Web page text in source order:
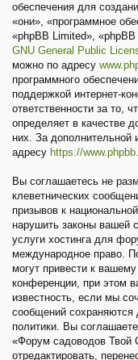
обеспечения для
«они», «программное
«phpBB Limited»,
GNU General Public
можно по адресу
программного
поддержкой интернет-
ответственности за то,
определяет в качестве
них. За
адресу https://
Вы соглашаетесь не
клеветнических
призывов к
нарушить законы вашей
услуги хостинга для
международное право.
могут привести к
конференции, при этом
известность, если мы
сообщений сохраняются
политики. Вы
«Форум садоводов Твой
отредактировать,